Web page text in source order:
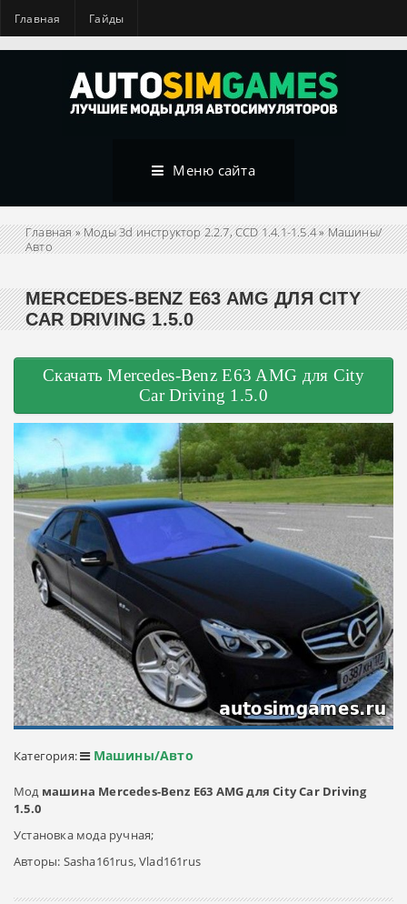
Главная Гайды
Меню сайта
Главная»Моды 3d инструктор 2.2.7, CCD 1.4.1-1.5.4»Машины/
Авто
MERCEDES-BENZ E63 AMG ДЛЯ CITY
CAR DRIVING 1.5.0
Скачать Mercedes-Benz E63 AMG для City
Car Driving 1.5.0
Категория: Машины/Авто
Мод машина Mercedes-Benz E63 AMG для City Car Driving
1.5.0
Установка мода ручная;
Авторы: Sasha161rus, Vlad161rus